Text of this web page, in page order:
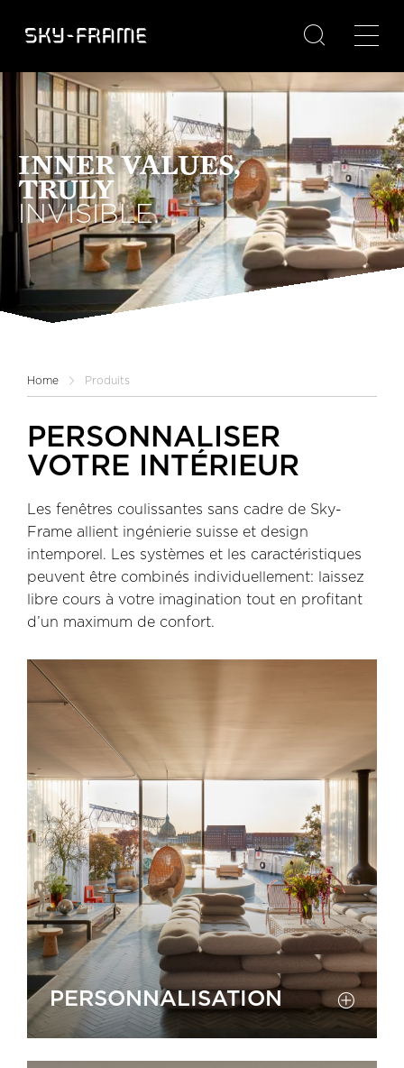

INNER VALUES,
TRULY
INVISIBLE.
Home Produits
PERSONNALISER
VOTRE INTÉRIEUR
Les fenêtres coulissantes sans cadre de Sky-
Frame allient ingénierie suisse et design
intemporel. Les systèmes et les caractéristiques
peuvent être combinés individuellement: laissez
libre cours à votre imagination tout en profitant
d’un maximum de confort.
PERSONNALISATION